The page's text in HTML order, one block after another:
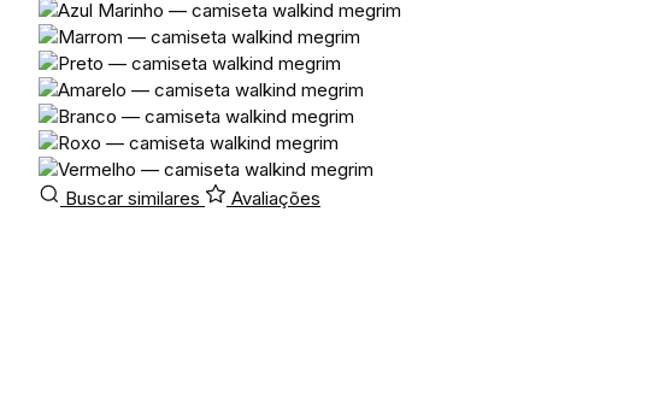
Buscar similares Avaliações